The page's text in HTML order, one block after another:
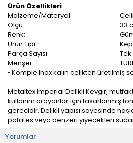
Ürün Özellikleri
Malzeme/Materyal:
Ölçü:
33
Renk:
Ürün Tipi:
Parça Sayısı:
Menşei:
• Komple Inox kalın çelikten üretilmiş
Metaltex Imperial Delikli Kevgir,
kullanım arayanlar için tasarlanmış
gerecidir. Delikli yapısı sayesinde
patates veya benzeri yiyecekleri
Yorumlar